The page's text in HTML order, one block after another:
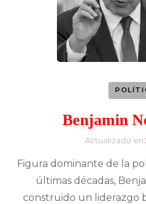
Benjamin
Actualizado en
Figura dominante de la
últimas décadas,
construido un liderazgo